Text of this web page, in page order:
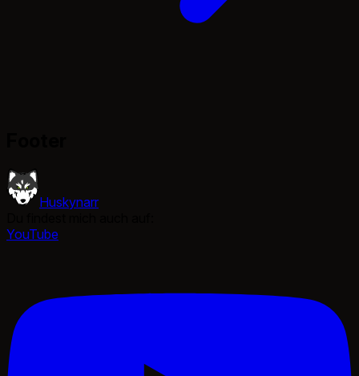
Huskynarr
YouTube